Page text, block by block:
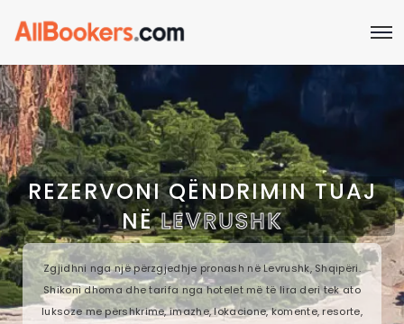
REZERVONI QËNDRIMIN TUAJ
NËLEVRUSHK
Zgjidhni nga një përzgjedhje pronash në Levrushk, Shqipëri.
Shikoni dhoma dhe tarifa nga hotelet më të lira deri tek ato
luksoze me përshkrime, imazhe, lokacione, komente, resorte,